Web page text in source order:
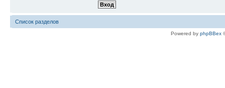
Список разделов
Powered by phpBBex